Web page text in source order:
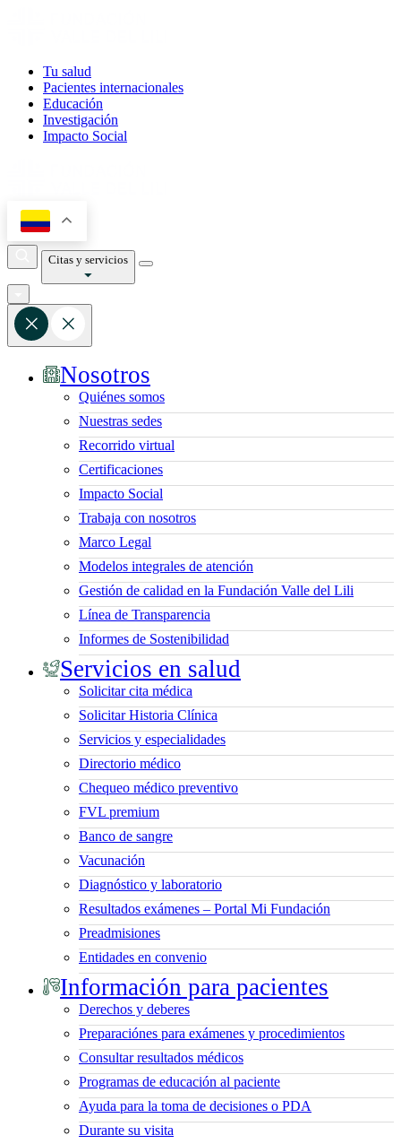
Tu salud
Pacientes internacionales
Educación
Investigación
Impacto Social
Citas y servicios
Nosotros
Quiénes somos
Nuestras sedes
Recorrido virtual
Certificaciones
Impacto Social
Trabaja con nosotros
Marco Legal
Modelos integrales de atención
Gestión de calidad en la Fundación Valle del Lili
Línea de Transparencia
Informes de Sostenibilidad
Servicios en salud
Solicitar cita médica
Solicitar Historia Clínica
Servicios y especialidades
Directorio médico
Chequeo médico preventivo
FVL premium
Banco de sangre
Vacunación
Diagnóstico y laboratorio
Resultados exámenes – Portal Mi Fundación
Preadmisiones
Entidades en convenio
Información para pacientes
Derechos y deberes
Preparaciónes para exámenes y procedimientos
Consultar resultados médicos
Programas de educación al paciente
Ayuda para la toma de decisiones o PDA
Durante su visita